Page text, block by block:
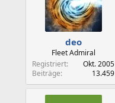
deo
Fleet Admiral
Registriert
Okt. 2005
Beiträge
13.459